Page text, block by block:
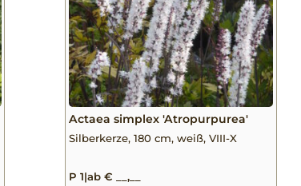
Actaea simplex 'Atropurpurea'
Silberkerze, 180 cm, weiß, VIII-X
P 1|ab € __,__